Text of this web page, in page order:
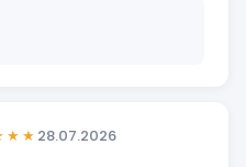
28.07.2026